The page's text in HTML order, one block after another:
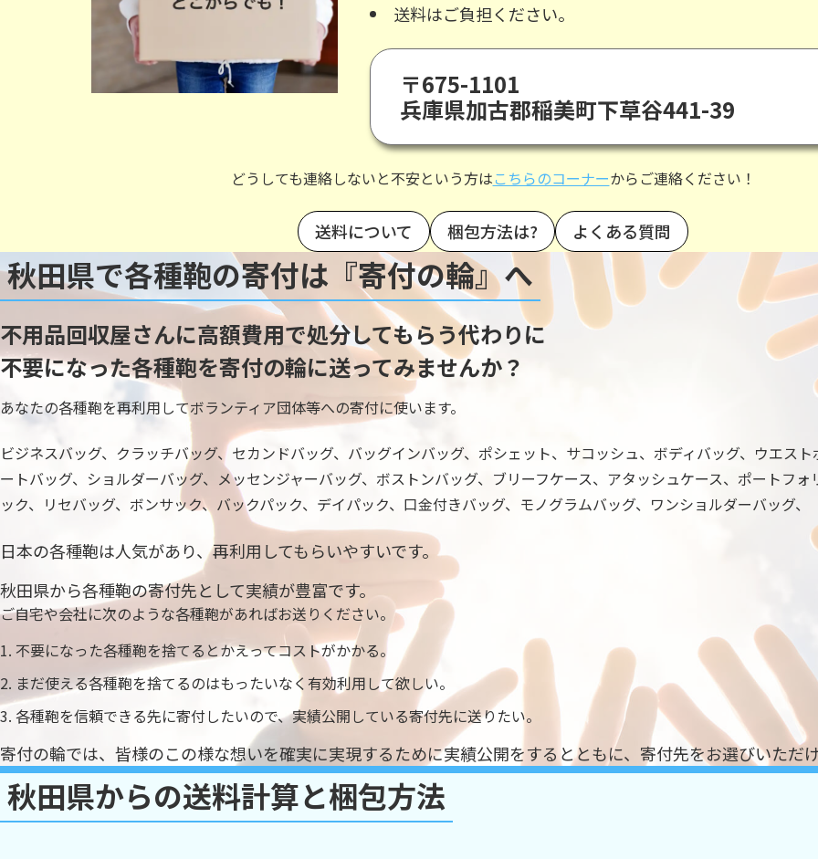
送料はご負担ください。
〒675-1101
兵庫県加古郡稲美町下草谷441-39
どうしても連絡しないと不安という方はこちらのコーナーからご連絡ください！
送料について 梱包方法は? よくある質問
秋田県で各種鞄の寄付は『寄付の輪』へ
不用品回収屋さんに高額費用で処分してもらう代わりに
不要になった各種鞄を寄付の輪に送ってみませんか？
あなたの各種鞄を再利用してボランティア団体等への寄付に使います。
ビジネスバッグ、クラッチバッグ、セカンドバッグ、バッグインバッグ、ポシェット、サコッシュ、ボディバッグ、ウエス
ートバッグ、ショルダーバッグ、メッセンジャーバッグ、ボストンバッグ、ブリーフケース、アタッシュケース、ポートフ
ック、リセバッグ、ボンサック、バックパック、デイパック、口金付きバッグ、モノグラムバッグ、ワンショルダーバッグ、
日本の各種鞄は人気があり、再利用してもらいやすいです。
秋田県から各種鞄の寄付先として実績が豊富です。
ご自宅や会社に次のような各種鞄があればお送りください。
不要になった各種鞄を捨てるとかえってコストがかかる。
まだ使える各種鞄を捨てるのはもったいなく有効利用して欲しい。
各種鞄を信頼できる先に寄付したいので、実績公開している寄付先に送りたい。
寄付の輪では、皆様のこの様な想いを確実に実現するために実績公開をするとともに、 寄付先をお選びいただ
秋田県からの送料計算と梱包方法